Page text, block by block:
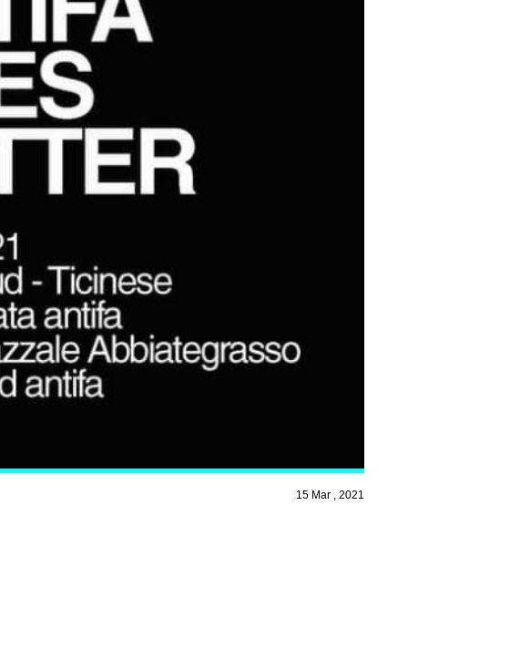
15 Mar , 2021